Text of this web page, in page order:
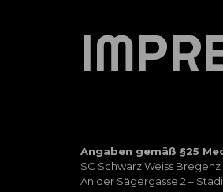
Angaben gemäß §25
SC Schwarz Weiss
An der Sägergasse 2 –